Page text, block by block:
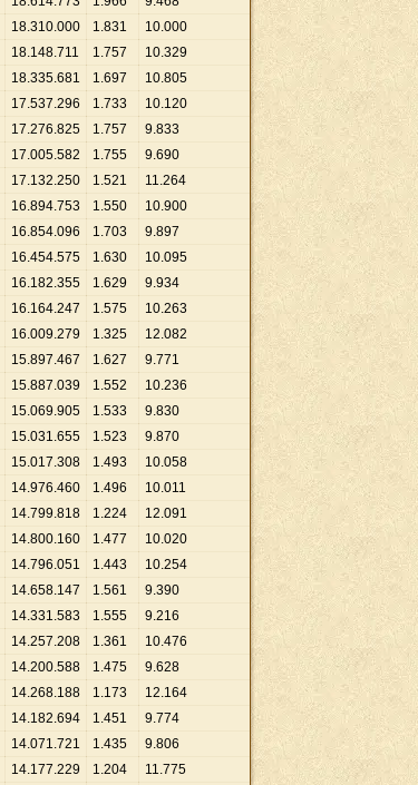
18.310.000 1.831 10.000
18.148.711 1.757 10.329
18.335.681 1.697 10.805
17.537.296 1.733 10.120
17.276.825 1.757 9.833
17.005.582 1.755 9.690
17.132.250 1.521 11.264
16.894.753 1.550 10.900
16.854.096 1.703 9.897
16.454.575 1.630 10.095
16.182.355 1.629 9.934
16.164.247 1.575 10.263
16.009.279 1.325 12.082
15.897.467 1.627 9.771
15.887.039 1.552 10.236
15.069.905 1.533 9.830
15.031.655 1.523 9.870
15.017.308 1.493 10.058
14.976.460 1.496 10.011
14.799.818 1.224 12.091
14.800.160 1.477 10.020
14.796.051 1.443 10.254
14.658.147 1.561 9.390
14.331.583 1.555 9.216
14.257.208 1.361 10.476
14.200.588 1.475 9.628
14.268.188 1.173 12.164
14.182.694 1.451 9.774
14.071.721 1.435 9.806
14.177.229 1.204 11.775